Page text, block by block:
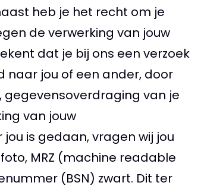
heb je het recht om je
de verwerking van jouw
dat je bij ons een verzoek
naar jou of een ander, door
gegevensoverdraging van je
van jouw
is gedaan, vragen wij jou
MRZ (machine readable
(BSN) zwart. Dit ter